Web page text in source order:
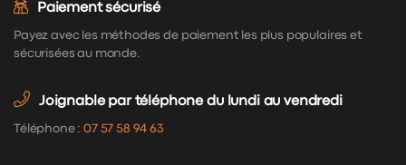
Paiement sécurisé
Payez avec les méthodes de paiement les plus populaires et
sécurisées au monde.
Joignable par téléphone du lundi au vendredi
Téléphone :07 57 58 94 63